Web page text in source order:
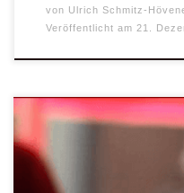
von Ulrich Schmitz-
Veröffentlicht am 21.
Gleich zu Beginn des
wird Münsters
der Bundesregierung für